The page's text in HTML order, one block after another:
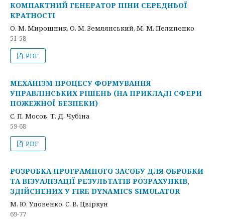
КОМПАКТНИЙ ГЕНЕРАТОР ПІНИ СЕРЕДНЬОЇ
КРАТНОСТІ
О. М. Мирошник, О. М. Землянський, М. М. Пелипенко
51-58
PDF
МЕХАНІЗМ ПРОЦЕСУ ФОРМУВАННЯ
УПРАВЛІНСЬКИХ РІШЕНЬ (НА ПРИКЛАДІ СФЕРИ
ПОЖЕЖНОЇ БЕЗПЕКИ)
С. П. Мосов, Т. Д. Чубіна
59-68
PDF
РОЗРОБКА ПРОГРАМНОГО ЗАСОБУ ДЛЯ ОБРОБКИ
ТА ВІЗУАЛІЗАЦІЇ РЕЗУЛЬТАТІВ РОЗРАХУНКІВ,
ЗДІЙСНЕНИХ У FIRE DYNAMICS SIMULATOR
М. Ю. Удовенко, С. В. Цвіркун
69-77